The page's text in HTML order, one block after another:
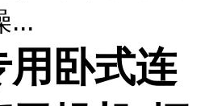
...
卧式连